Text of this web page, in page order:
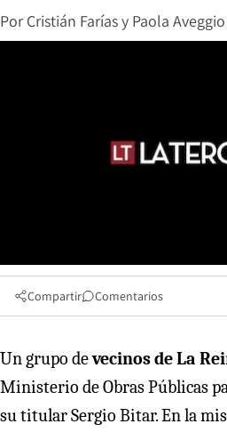
Por Cristián Farías y Paola Aveggio
Compartir Comentarios
Un grupo devecinos de La
Ministerio de Obras Públicas
su titular Sergio Bitar. En la